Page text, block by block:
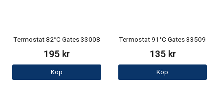
Termostat 82°C Gates 33008
195 kr
Köp
Termostat 91°C Gates 33509
135 kr
Köp